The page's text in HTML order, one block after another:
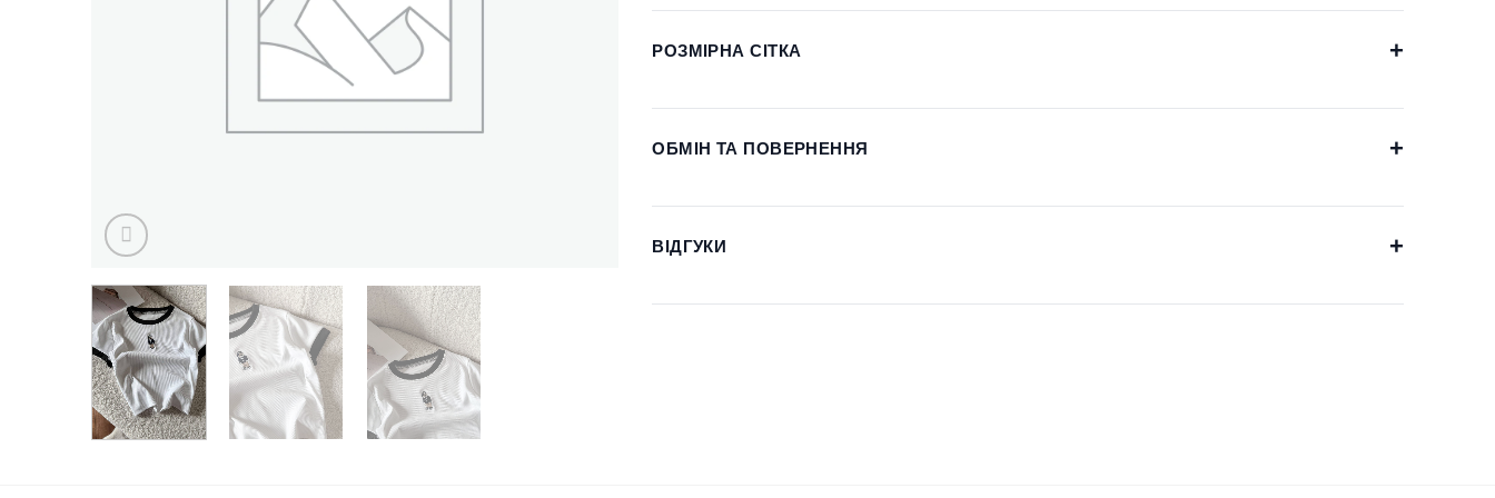
РОЗМІРНА СІТКА +
ОБМІН ТА ПОВЕРНЕННЯ +
ВІДГУКИ +